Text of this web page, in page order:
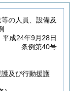
の人員、設備及
平成24年9月28日
条例第40号
及び行動援護